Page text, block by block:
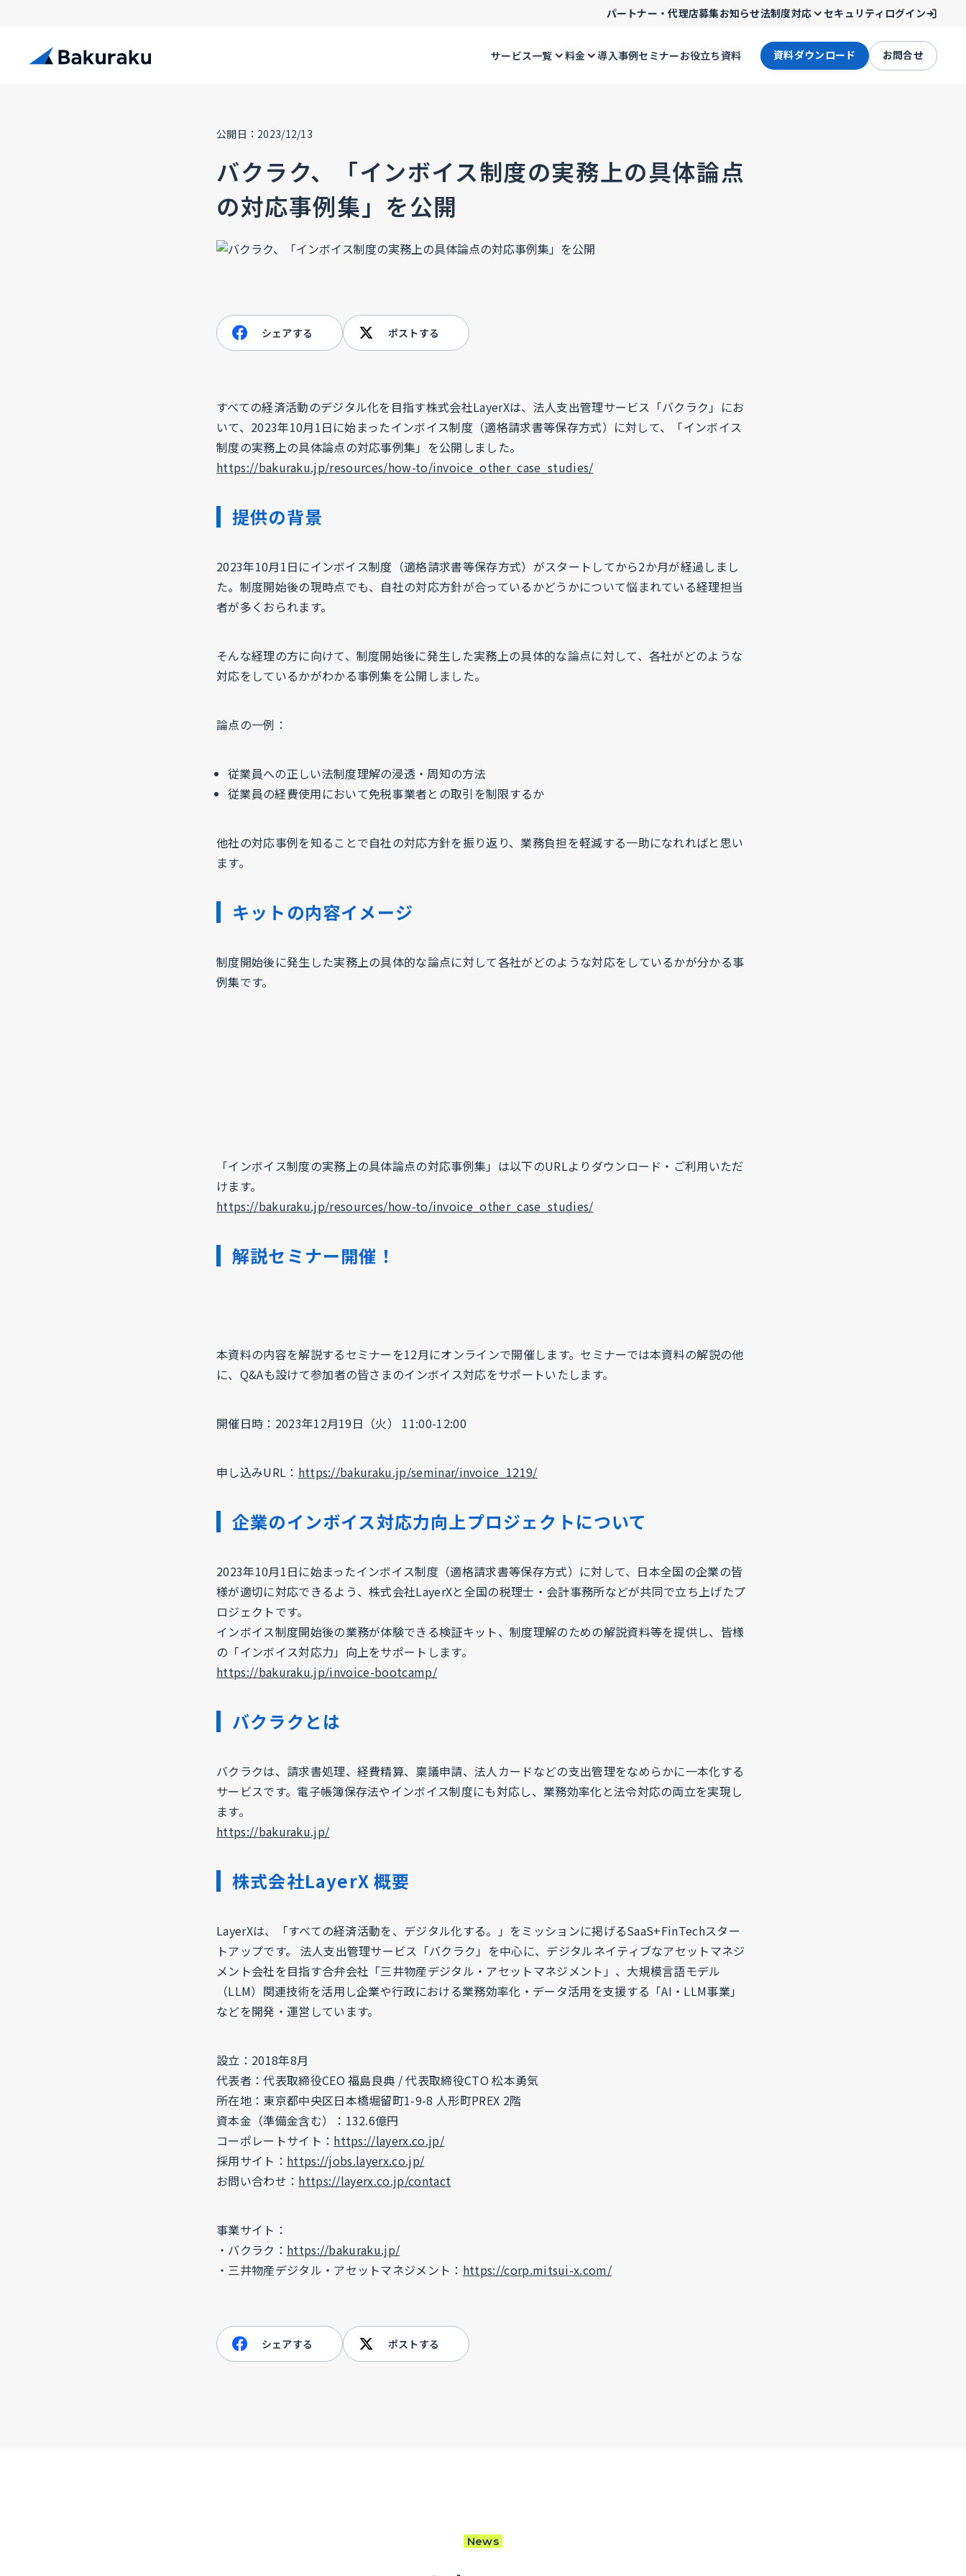
パートナー・代理店募集お知らせ法制度対応 セキュリティ ログイン
サービス一覧 料金 導入事例セミナーお役立ち資料 資料ダウンロード お問合せ
公開日：2023/12/13
バクラク、「インボイス制度の実務上の具体論点
の対応事例集」を公開
シェアする ポストする
すべての経済活動のデジタル化を目指す株式会社LayerXは、法人支出管理サービス「バクラク」にお
いて、2023年10月1日に始まったインボイス制度（適格請求書等保存方式）に対して、「インボイス
制度の実務上の具体論点の対応事例集」を公開しました。
https://bakuraku.jp/resources/how-to/invoice_other_case_studies/
提供の背景
2023年10月1日にインボイス制度（適格請求書等保存方式）がスタートしてから2か月が経過しまし
た。制度開始後の現時点でも、自社の対応方針が合っているかどうかについて悩まれている経理担当
者が多くおられます。
そんな経理の方に向けて、制度開始後に発生した実務上の具体的な論点に対して、各社がどのような
対応をしているかがわかる事例集を公開しました。
論点の一例：
従業員への正しい法制度理解の浸透・周知の方法
従業員の経費使用において免税事業者との取引を制限するか
他社の対応事例を知ることで自社の対応方針を振り返り、業務負担を軽減する一助になれればと思い
ます。
キットの内容イメージ
制度開始後に発生した実務上の具体的な論点に対して各社がどのような対応をしているかが分かる事
例集です。
「インボイス制度の実務上の具体論点の対応事例集」は以下のURLよりダウンロード・ご利用いただ
けます。
https://bakuraku.jp/resources/how-to/invoice_other_case_studies/
解説セミナー開催！
本資料の内容を解説するセミナーを12月にオンラインで開催します。セミナーでは本資料の解説の他
に、Q&Aも設けて参加者の皆さまのインボイス対応をサポートいたします。
開催日時：2023年12月19日（火） 11:00-12:00
申し込みURL： https://bakuraku.jp/seminar/invoice_1219/
企業のインボイス対応力向上プロジェクトについて
2023年10月1日に始まったインボイス制度（適格請求書等保存方式）に対して、日本全国の企業の皆
様が適切に対応できるよう、株式会社LayerXと全国の税理士・会計事務所などが共同で立ち上げたプ
ロジェクトです。
インボイス制度開始後の業務が体験できる検証キット、制度理解のための解説資料等を提供し、皆様
の「インボイス対応力」向上をサポートします。
https://bakuraku.jp/invoice-bootcamp/
バクラクとは
バクラクは、請求書処理、経費精算、稟議申請、法人カードなどの支出管理をなめらかに一本化する
サービスです。電子帳簿保存法やインボイス制度にも対応し、業務効率化と法令対応の両立を実現し
ます。
https://bakuraku.jp/
株式会社LayerX 概要
LayerXは、「すべての経済活動を、デジタル化する。」をミッションに掲げるSaaS+FinTechスター
トアップです。 法人支出管理サービス「バクラク」を中心に、デジタルネイティブなアセットマネジ
メント会社を目指す合弁会社「三井物産デジタル・アセットマネジメント」、大規模言語モデル
（LLM）関連技術を活用し企業や行政における業務効率化・データ活用を支援する「AI・LLM事業」
などを開発・運営しています。
設立：2018年8月
代表者：代表取締役CEO 福島良典 / 代表取締役CTO 松本勇気
所在地：東京都中央区日本橋堀留町1-9-8 人形町PREX 2階
資本金（準備金含む）：132.6億円
コーポレートサイト： https://layerx.co.jp/
採用サイト： https://jobs.layerx.co.jp/
お問い合わせ： https://layerx.co.jp/contact
事業サイト：
・バクラク： https://bakuraku.jp/
・三井物産デジタル・アセットマネジメント： https://corp.mitsui-x.com/
シェアする ポストする
News